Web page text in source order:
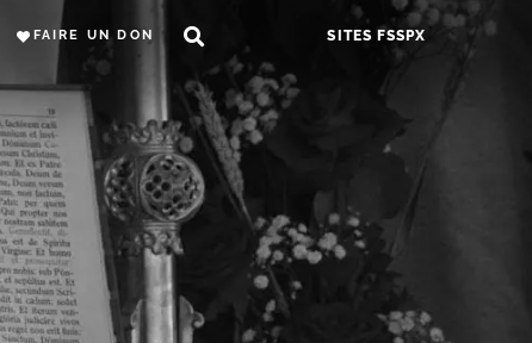
FAIRE UN DON SITES FSSPX